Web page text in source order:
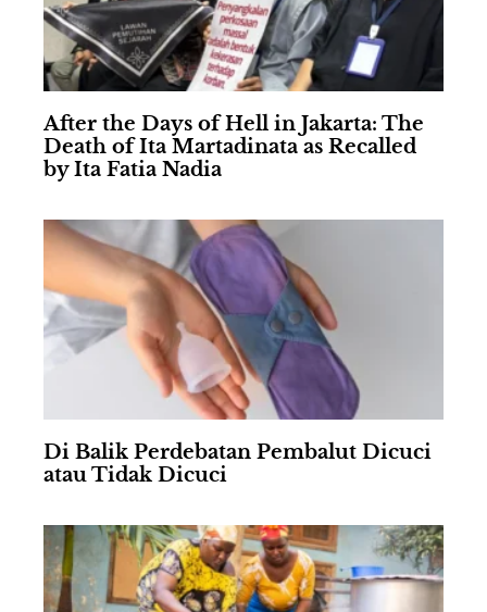
After the Days of Hell in Jakarta: The
Death of Ita Martadinata as Recalled
by Ita Fatia Nadia
Di Balik Perdebatan Pembalut Dicuci
atau Tidak Dicuci